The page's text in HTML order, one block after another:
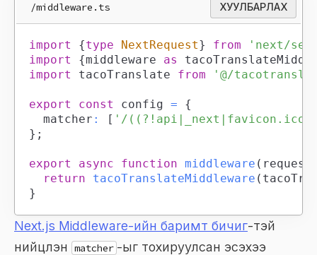
/middleware.ts ХУУЛБАРЛАХ
import {type NextRequest} from
'next/
import
{middleware as
import
tacoTranslate from '@/
export const config =
{
	matcher
: [ '/
} ;
export async function middleware ( request
return
tacoTranslateMiddleware (
}
Next.js Middleware-ийн баримт бичиг-тэй
нийцүүлэн
matcher -ыг тохируулсан эсэхээ